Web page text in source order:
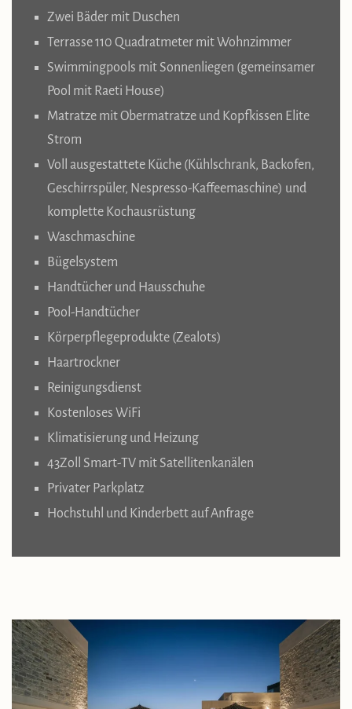
Zwei Bäder mit Duschen
Terrasse 110 Quadratmeter mit Wohnzimmer
Swimmingpools mit Sonnenliegen (gemeinsamer
Pool mit Raeti House)
Matratze mit Obermatratze und Kopfkissen Elite
Strom
Voll ausgestattete Küche (Kühlschrank, Backofen,
Geschirrspüler, Nespresso-Kaffeemaschine) und
komplette Kochausrüstung
Waschmaschine
Bügelsystem
Handtücher und Hausschuhe
Pool-Handtücher
Körperpflegeprodukte (Zealots)
Haartrockner
Reinigungsdienst
Kostenloses WiFi
Klimatisierung und Heizung
43Zoll Smart-TV mit Satellitenkanälen
Privater Parkplatz
Hochstuhl und Kinderbett auf Anfrage